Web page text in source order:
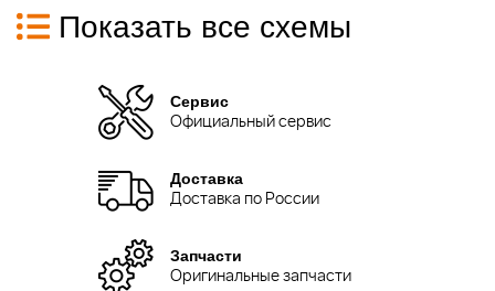
Показать все схемы
Сервис
Официальный сервис
Доставка
Доставка по России
Запчасти
Оригинальные запчасти